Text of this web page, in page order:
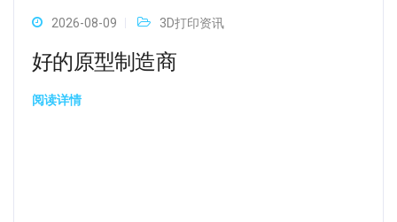
2026-08-09 3D打印资讯
好的原型制造商
阅读详情